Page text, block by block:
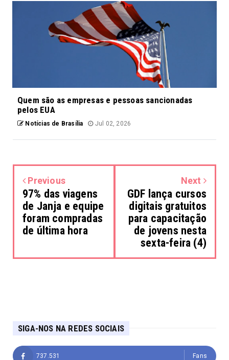
Quem são as empresas e pessoas sancionadas
pelos EUA
Notícias de Brasília Jul 02, 2026
Previous
97% das viagens
de Janja e equipe
foram compradas
de última hora
Next
GDF lança cursos
digitais gratuitos
para capacitação
de jovens nesta
sexta-feira (4)
SIGA-NOS NA REDES SOCIAIS
737.531 Fans